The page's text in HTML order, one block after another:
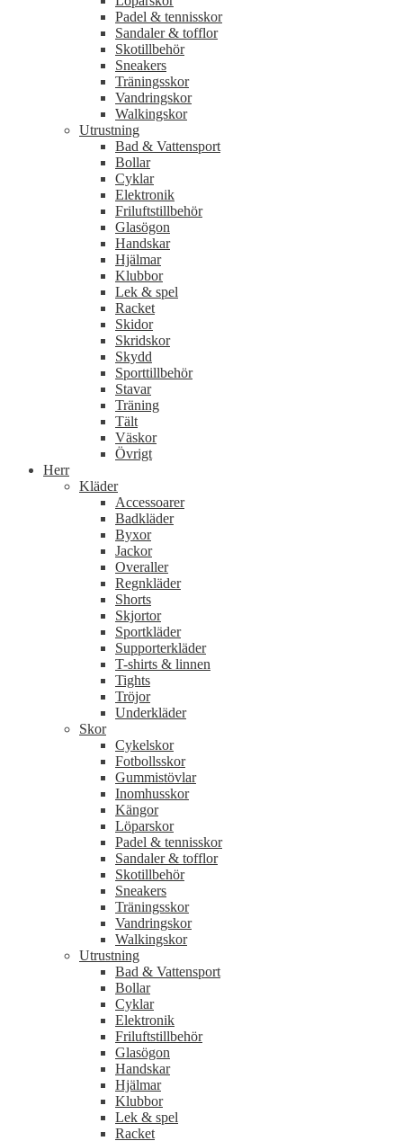
Padel & tennisskor
Sandaler & tofflor
Skotillbehör
Sneakers
Träningsskor
Vandringskor
Walkingskor
Utrustning
Bad & Vattensport
Bollar
Cyklar
Elektronik
Friluftstillbehör
Glasögon
Handskar
Hjälmar
Klubbor
Lek & spel
Racket
Skidor
Skridskor
Skydd
Sporttillbehör
Stavar
Träning
Tält
Väskor
Övrigt
Herr
Kläder
Accessoarer
Badkläder
Byxor
Jackor
Overaller
Regnkläder
Shorts
Skjortor
Sportkläder
Supporterkläder
T-shirts & linnen
Tights
Tröjor
Underkläder
Skor
Cykelskor
Fotbollsskor
Gummistövlar
Inomhusskor
Kängor
Löparskor
Padel & tennisskor
Sandaler & tofflor
Skotillbehör
Sneakers
Träningsskor
Vandringskor
Walkingskor
Utrustning
Bad & Vattensport
Bollar
Cyklar
Elektronik
Friluftstillbehör
Glasögon
Handskar
Hjälmar
Klubbor
Lek & spel
Racket